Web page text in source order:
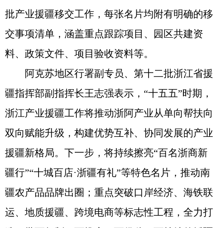
批产业援疆移交工作，每张名片均附有明确的移
交事项清单，涵盖重点跟踪项目、园区共建资
料、政策文件、项目验收资料等。
阿克苏地区行署副专员、第十二批浙江省援
疆指挥部副指挥长王志强表示，“十五五”时期，
浙江产业援疆工作将推动浙阿产业从单向帮扶向
双向赋能升级，构建优势互补、协同发展的产业
援疆新格局。下一步，将持续擦亮“百名浙商新
疆行”“十城百店·浙疆有礼”等特色名片，推动南
疆农产品品牌出圈；重点突破口岸经济、海铁联
运、地质援疆、跨境电商等标志性工程，全力打